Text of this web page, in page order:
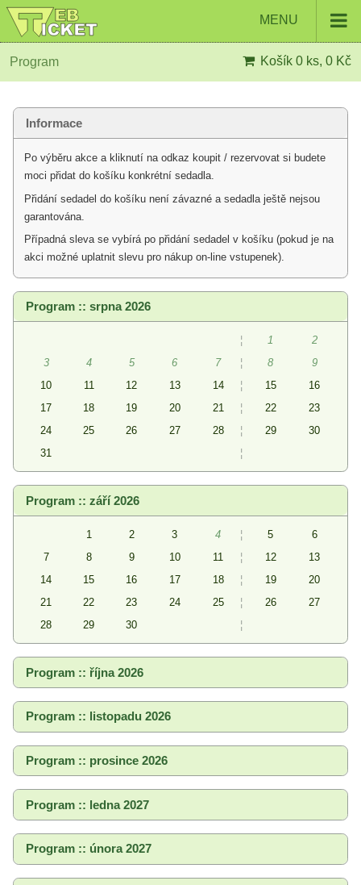
MENU
Program Košík 0 ks, 0 Kč
Informace
Po výběru akce a kliknutí na odkaz koupit / rezervovat si budete
moci přidat do košíku konkrétní sedadla.
Přidání sedadel do košíku není závazné a sedadla ještě nejsou
garantována.
Případná sleva se vybírá po přidání sedadel v košíku (pokud je na
akci možné uplatnit slevu pro nákup on-line vstupenek).
Program :: srpna 2026
¦ 1
2
3
4 5 6 7 ¦ 8
9
10
11 12 13 14 ¦ 15
16
17
18 19 20 21 ¦ 22
23
24
25 26 27 28 ¦ 29
30
31
¦
Program :: září 2026
1 2 3 4 ¦ 5
6
7
8 9 10 11 ¦ 12
13
14
15 16 17 18 ¦ 19
20
21
22 23 24 25 ¦ 26
27
28
29 30 ¦
Program :: října 2026
Program :: listopadu 2026
Program :: prosince 2026
Program :: ledna 2027
Program :: února 2027